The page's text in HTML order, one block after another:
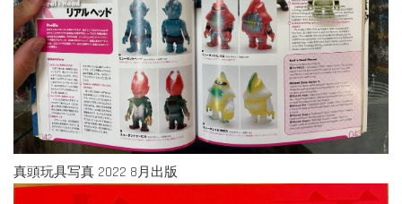
真頭玩具写真 2022 8月出版